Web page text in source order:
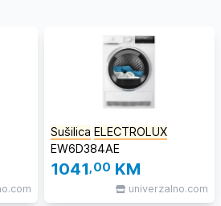
Sušilica ELECTROLUX
EW6D384AE
1041,00 KM
univerzalno.com